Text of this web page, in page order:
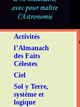
Activités
l’Almanach
des Faits
Célestes
Ciel
Sol y Terre,
système et
logique